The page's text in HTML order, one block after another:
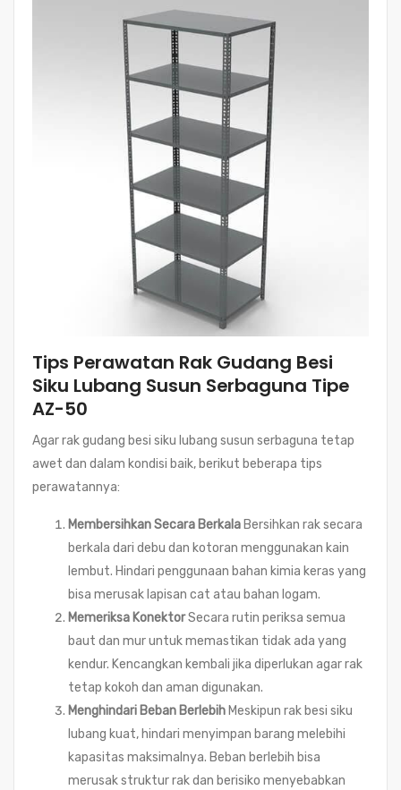
Tips Perawatan Rak Gudang Besi
Siku Lubang Susun Serbaguna Tipe
AZ-50
Agar rak gudang besi siku lubang susun serbaguna tetap
awet dan dalam kondisi baik, berikut beberapa tips
perawatannya:
Membersihkan Secara Berkala Bersihkan rak secara
berkala dari debu dan kotoran menggunakan kain
lembut. Hindari penggunaan bahan kimia keras yang
bisa merusak lapisan cat atau bahan logam.
Memeriksa KonektorSecara rutin periksa semua
baut dan mur untuk memastikan tidak ada yang
kendur. Kencangkan kembali jika diperlukan agar rak
tetap kokoh dan aman digunakan.
Menghindari Beban Berlebih Meskipun rak besi siku
lubang kuat, hindari menyimpan barang melebihi
kapasitas maksimalnya. Beban berlebih bisa
merusak struktur rak dan berisiko menyebabkan